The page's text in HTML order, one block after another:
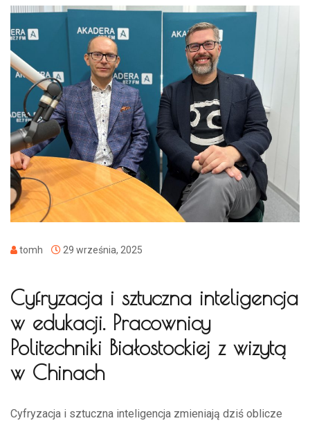
tomh 29 września, 2025
Cyfryzacja i sztuczna inteligencja
w edukacji. Pracownicy
Politechniki Białostockiej z wizytą
w Chinach
Cyfryzacja i sztuczna inteligencja zmieniają dziś oblicze